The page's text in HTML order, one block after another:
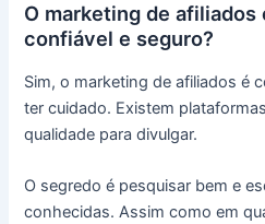
O marketing de afiliados
confiável e seguro?
Sim, o marketing de afiliados é
ter cuidado. Existem
qualidade para divulgar.
O segredo é pesquisar bem e
conhecidas. Assim como em